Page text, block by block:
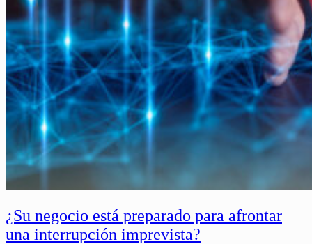
¿Su negocio está preparado para afrontar
una interrupción imprevista?